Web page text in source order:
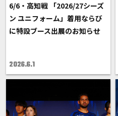
6/6・高知戦 「2026/27シーズ
ン ユニフォーム」着用ならび
に特設ブース出展のお知らせ
2026.6.1